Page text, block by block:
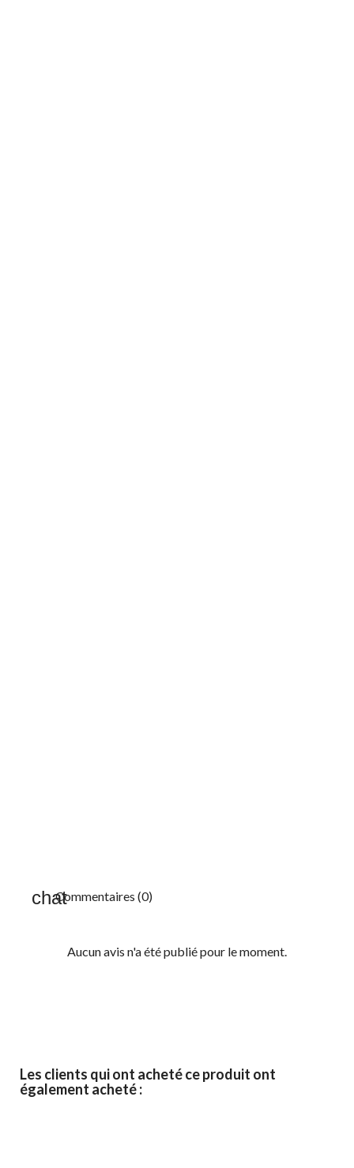
Commentaires (0)
Aucun avis n'a été publié pour le moment.
Les clients qui ont acheté ce produit ont
également acheté :